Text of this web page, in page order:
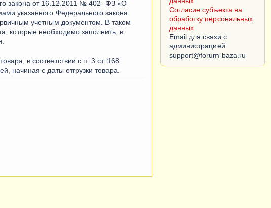
закона от 16.12.2011 № 402- ФЗ «О
указанного Федерального закона
учетным документом. В таком
которые необходимо заполнить, в
в соответствии с п. 3 ст. 168
начиная с даты отгрузки товара.
Согласие субъекта на
обработку персональных
данных
Email для связи с
администрацией: